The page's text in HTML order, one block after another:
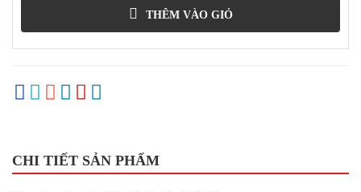
THÊM VÀO GIỎ
CHI TIẾT SẢN PHẨM